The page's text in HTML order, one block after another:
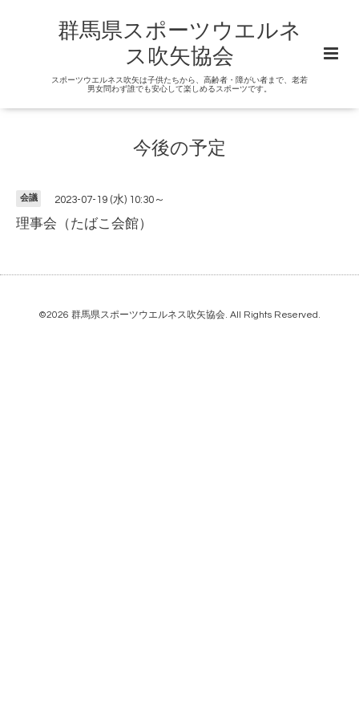
群馬県スポーツウエルネ
ス吹矢協会
スポーツウエルネス吹矢は子供たちから、高齢者・障がい者まで、老若
男女問わず誰でも安心して楽しめるスポーツです。
今後の予定
会議 2023-07-19 (水) 10:30～
理事会（たばこ会館）
©2026 群馬県スポーツウエルネス吹矢協会. All Rights Reserved.